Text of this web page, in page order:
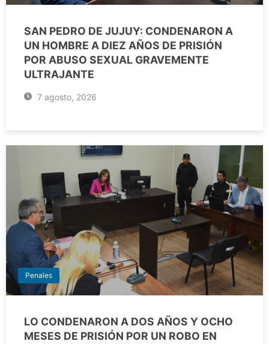
SAN PEDRO DE JUJUY: CONDENARON A
UN HOMBRE A DIEZ AÑOS DE PRISIÓN
POR ABUSO SEXUAL GRAVEMENTE
ULTRAJANTE
7 agosto, 2026
Penales
LO CONDENARON A DOS AÑOS Y OCHO
MESES DE PRISIÓN POR UN ROBO EN